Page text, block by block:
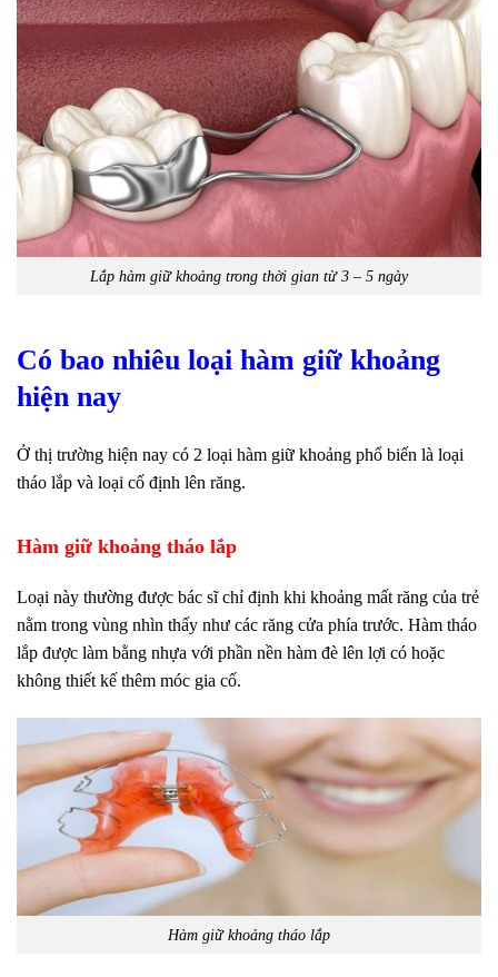
Lắp hàm giữ khoảng trong thời gian từ 3 – 5 ngày
Có bao nhiêu loại hàm giữ khoảng
hiện nay
Ở thị trường hiện nay có 2 loại hàm giữ khoảng phổ biến là loại
tháo lắp và loại cố định lên răng.
Hàm giữ khoảng tháo lắp
Loại này thường được bác sĩ chỉ định khi khoảng mất răng của trẻ
nằm trong vùng nhìn thấy như các răng cửa phía trước. Hàm tháo
lắp được làm bằng nhựa với phần nền hàm đè lên lợi có hoặc
không thiết kế thêm móc gia cố.
Hàm giữ khoảng tháo lắp